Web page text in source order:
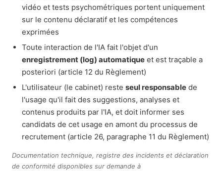
vidéo et tests psychométriques portent uniquement
sur le contenu déclaratif et les compétences
exprimées
Toute interaction de l'IA fait l'objet d'un
enregistrement (log) automatique et est traçable a
posteriori (article 12 du Règlement)
L'utilisateur (le cabinet) reste seul responsable de
l'usage qu'il fait des suggestions, analyses et
contenus produits par l'IA, et doit informer ses
candidats de cet usage en amont du processus de
recrutement (article 26, paragraphe 11 du Règlement)
Documentation technique, registre des incidents et déclaration
de conformité disponibles sur demande à